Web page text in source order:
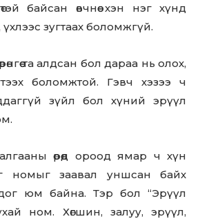
байсан өвчнөө хэн нэг хүнд
үхлээс зугтаах боломжгүй.
та алдсан бол дараа нь олох,
боломжтой. Гэвч хэзээ ч
зүйл бол хүний эрүүл
өрөөд ороод ямар ч хүн
номыг заавал уншсан байх
юм байна. Тэр бол “Эрүүл
ном. Хөгшин, залуу, эрүүл,